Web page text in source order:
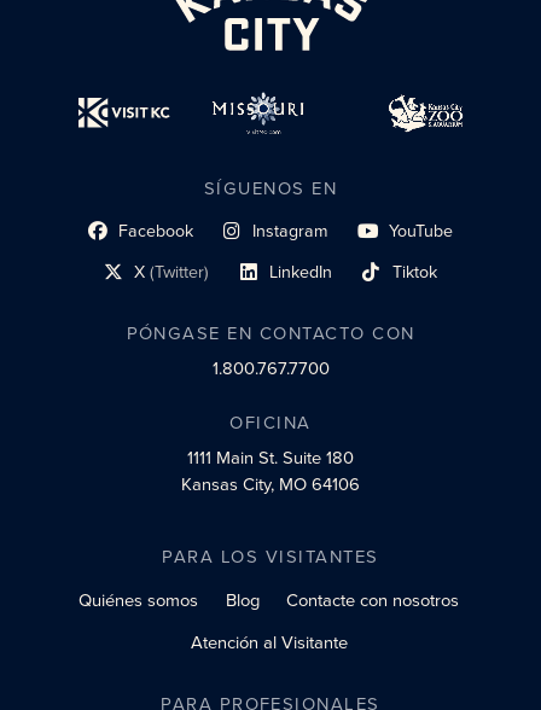
SÍGUENOS EN
Facebook
enlace al perfil social Instagram
enlace de perfil social YouTube
enlace de perfil social
X(Twitter)
enlace al perfil social LinkedIn
enlace al perfil social Tiktok
enlace al perfil social
PÓNGASE EN CONTACTO CON
1.800.767.7700
OFICINA
1111 Main St.Suite 180
Kansas City, MO 64106
PARA LOS VISITANTES
Quiénes somos
Blog
Contacte con nosotros
Atención al Visitante
PARA PROFESIONALES